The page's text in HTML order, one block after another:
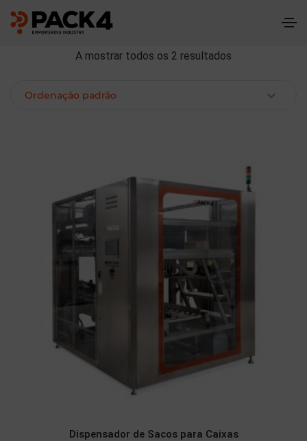
A mostrar todos os 2 resultados
Dispensador de Sacos para Caixas